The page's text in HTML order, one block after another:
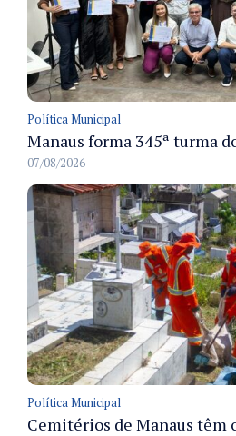
Política Municipal
07/08/2026
Política Municipal